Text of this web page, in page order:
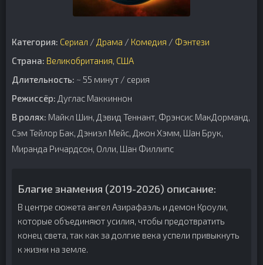
Категория: Сериал / Драма / Комедия / Фэнтези
Страна: Великобритания, США
Длительность: ~ 55 минут / серия
Режиссёр: Дуглас Маккиннон
В ролях: Майкл Шин, Дэвид Теннант, Фрэнсис МакДорманд,
Сэм Тейлор Бак, Дэниэл Мейс, Джон Хэмм, Шан Брук,
Миранда Ричардсон, Олли, Шан Филлипс
Благие знамения (2019-2026) описание:
В центре сюжета ангел Азирафаэль и демон Кроули,
которые объединяют усилия, чтобы предотвратить
конец света, так как за долгие века успели привыкнуть
к жизни на земле.